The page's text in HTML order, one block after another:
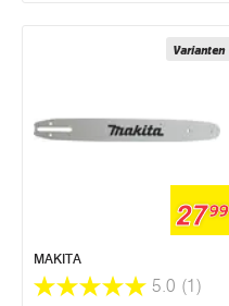
Varianten
2799
MAKITA
5.0 (1)